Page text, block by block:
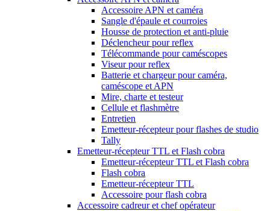
Accessoire APN et caméra
Sangle d'épaule et courroies
Housse de protection et anti-pluie
Déclencheur pour reflex
Télécommande pour caméscopes
Viseur pour reflex
Batterie et chargeur pour caméra,
caméscope et APN
Mire, charte et testeur
Cellule et flashmètre
Entretien
Emetteur-récepteur pour flashes de studio
Tally
Emetteur-récepteur TTL et Flash cobra
Emetteur-récepteur TTL et Flash cobra
Flash cobra
Emetteur-récepteur TTL
Accessoire pour flash cobra
Accessoire cadreur et chef opérateur